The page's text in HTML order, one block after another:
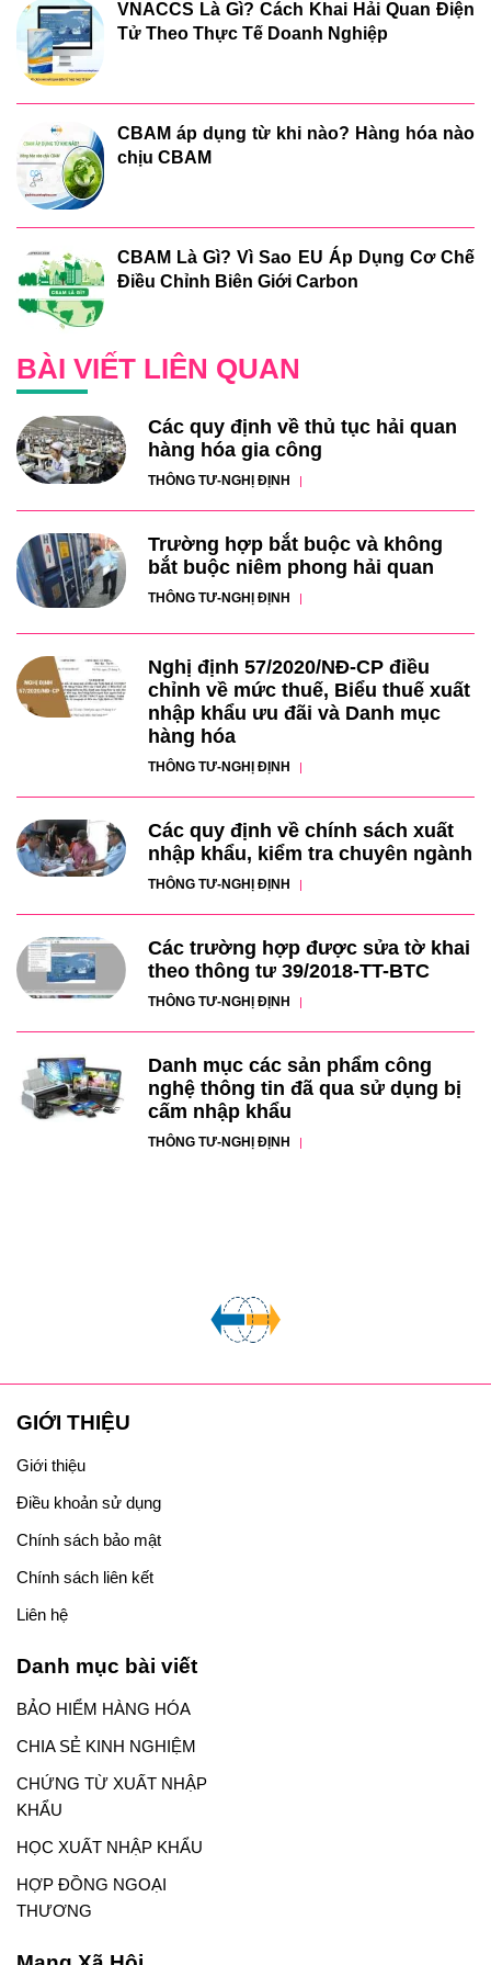
VNACCS Là Gì? Cách Khai Hải Quan Điện
Tử Theo Thực Tế Doanh Nghiệp
CBAM áp dụng từ khi nào? Hàng hóa nào
chịu CBAM
CBAM Là Gì? Vì Sao EU Áp Dụng Cơ Chế
Điều Chỉnh Biên Giới Carbon
BÀI VIẾT LIÊN QUAN
Các quy định về thủ tục hải quan
hàng hóa gia công
THÔNG TƯ-NGHỊ ĐỊNH
Trường hợp bắt buộc và không
bắt buộc niêm phong hải quan
THÔNG TƯ-NGHỊ ĐỊNH
Nghị định 57/2020/NĐ-CP điều
chỉnh về mức thuế, Biểu thuế xuất
nhập khẩu ưu đãi và Danh mục
hàng hóa
THÔNG TƯ-NGHỊ ĐỊNH
Các quy định về chính sách xuất
nhập khẩu, kiểm tra chuyên ngành
THÔNG TƯ-NGHỊ ĐỊNH
Các trường hợp được sửa tờ khai
theo thông tư 39/2018-TT-BTC
THÔNG TƯ-NGHỊ ĐỊNH
Danh mục các sản phẩm công
nghệ thông tin đã qua sử dụng bị
cấm nhập khẩu
THÔNG TƯ-NGHỊ ĐỊNH
GIỚI THIỆU
Giới thiệu
Điều khoản sử dụng
Chính sách bảo mật
Chính sách liên kết
Liên hệ
Danh mục bài viết
BẢO HIỂM HÀNG HÓA
CHIA SẺ KINH NGHIỆM
CHỨNG TỪ XUẤT NHẬP
KHẨU
HỌC XUẤT NHẬP KHẨU
HỢP ĐỒNG NGOẠI
THƯƠNG